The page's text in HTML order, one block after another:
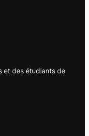
et des étudiants de